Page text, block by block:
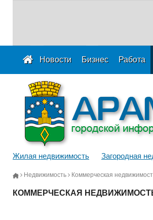
Новости Бизнес Работа
Жилая недвижимость Загородная
Недвижимость Коммерческая
КОММЕРЧЕСКАЯ